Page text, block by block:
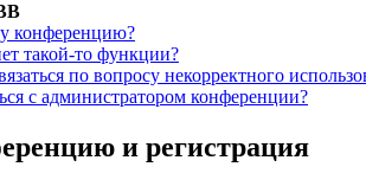
конференцию?
такой-то функции?
по вопросу некорректного
с администратором конференции?
и регистрация